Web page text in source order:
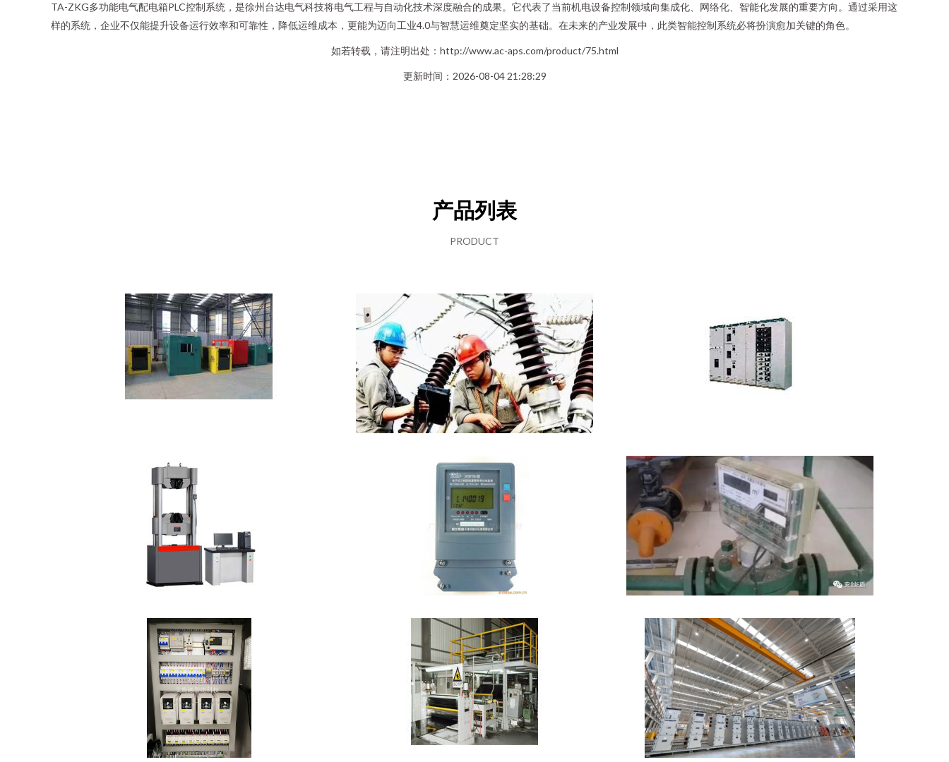
TA-ZKG多功能电气配电箱PLC控制系统，是徐州台达电气科技将电气工程与自动化技术深度融合的成果。它代表了当前机电设备控制领域向集成化、网络化、智能化发展的重要方向。通过采用这
样的系统，企业不仅能提升设备运行效率和可靠性，降低运维成本，更能为迈向工业4.0与智慧运维奠定坚实的基础。在未来的产业发展中，此类智能控制系统必将扮演愈加关键的角色。
如若转载，请注明出处：http://www.ac-aps.com/product/75.html
更新时间：2026-08-04 21:28:29
产品列表
PRODUCT